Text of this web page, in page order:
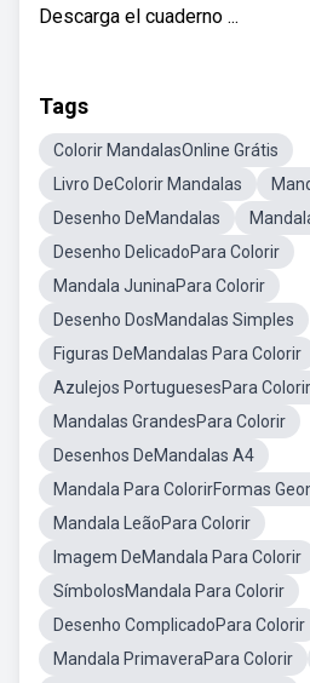
Descarga el cuaderno ...
Tags
Colorir MandalasOnline Grátis
Livro DeColorir Mandalas
Desenho DeMandalas
Desenho DelicadoPara Colorir
Mandala JuninaPara Colorir
Desenho DosMandalas Simples
Figuras DeMandalas Para Colorir
Azulejos PortuguesesPara Colorir
Mandalas GrandesPara Colorir
Desenhos DeMandalas A4
Mandala Para ColorirFormas
Mandala LeãoPara Colorir
Imagem DeMandala Para Colorir
SímbolosMandala Para Colorir
Desenho ComplicadoPara Colorir
Mandala PrimaveraPara Colorir